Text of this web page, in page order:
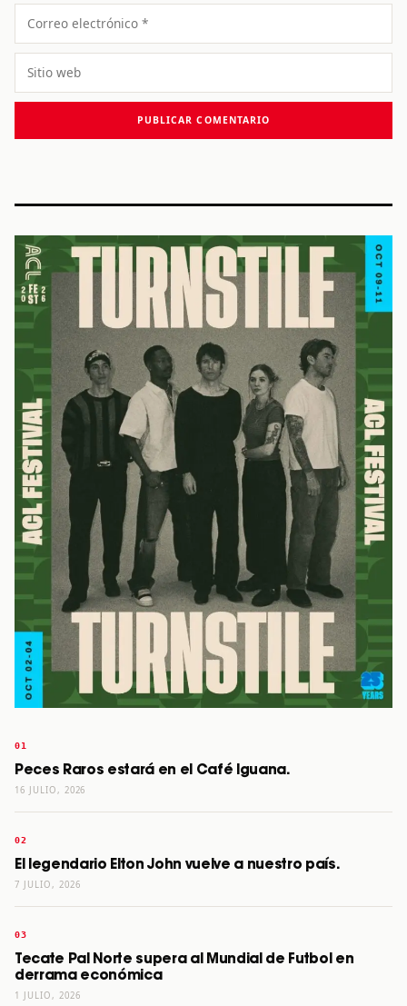
Correo
electrónico
Sitio
web
Peces Raros estará en el Café Iguana.
16 JULIO, 2026
El legendario Elton John vuelve a nuestro país.
7 JULIO, 2026
Tecate Pal Norte supera al Mundial de Futbol en
derrama económica
1 JULIO, 2026